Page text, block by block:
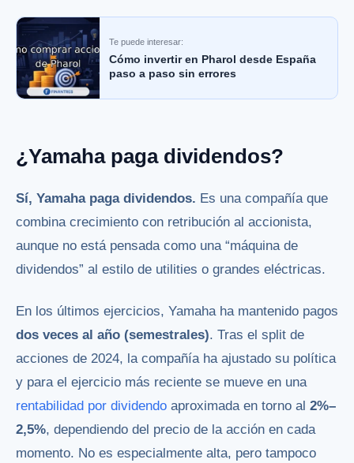
Te puede interesar:
Cómo invertir en Pharol desde España
paso a paso sin errores
¿Yamaha paga dividendos?
Sí, Yamaha paga dividendos. Es una compañía que
combina crecimiento con retribución al accionista,
aunque no está pensada como una “máquina de
dividendos” al estilo de utilities o grandes eléctricas.
En los últimos ejercicios, Yamaha ha mantenido pagos
dos veces al año (semestrales). Tras el split de
acciones de 2024, la compañía ha ajustado su política
y para el ejercicio más reciente se mueve en una
rentabilidad por dividendo aproximada en torno al 2%–
2,5%, dependiendo del precio de la acción en cada
momento. No es especialmente alta, pero tampoco